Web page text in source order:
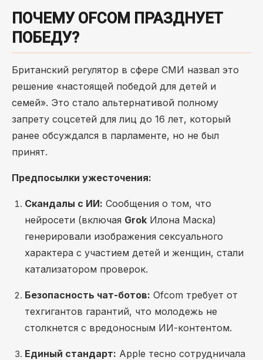
ПОЧЕМУ OFCOM ПРАЗДНУЕТ
ПОБЕДУ?
Британский регулятор в сфере СМИ назвал это
решение «настоящей победой для детей и
семей». Это стало альтернативой полному
запрету соцсетей для лиц до 16 лет, который
ранее обсуждался в парламенте, но не был
принят.
Предпосылки ужесточения:
Скандалы с ИИ: Сообщения о том, что
нейросети (включая Grok Илона Маска)
генерировали изображения сексуального
характера с участием детей и женщин, стали
катализатором проверок.
Безопасность чат-ботов: Ofcom требует от
техгигантов гарантий, что молодежь не
столкнется с вредоносным ИИ-контентом.
Единый стандарт: Apple тесно сотрудничала